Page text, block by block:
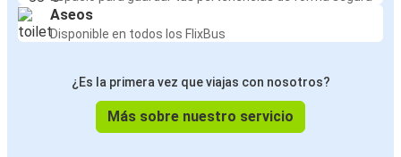
Aseos
Disponible en todos los FlixBus
¿Es la primera vez que viajas con nosotros?
Más sobre nuestro servicio